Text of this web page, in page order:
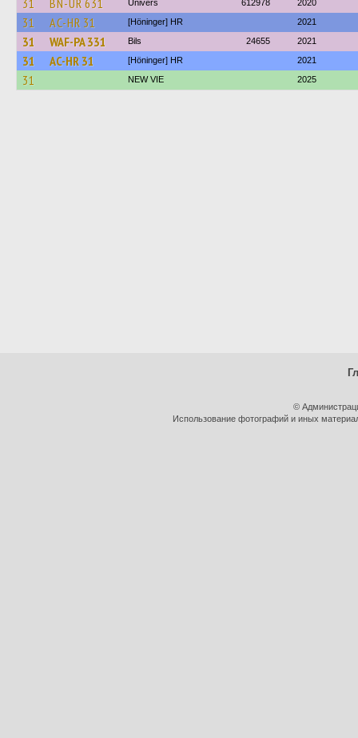
31 BN-UR 631 Univers 612978 2020
31 AC-HR 31 [Höninger] HR 2021
31 WAF-PA 331 Bils 24655 2021
31 AC-HR 31 [Höninger] HR 2021
31 NEW VIE 2025
©
Использование фотографий и иных